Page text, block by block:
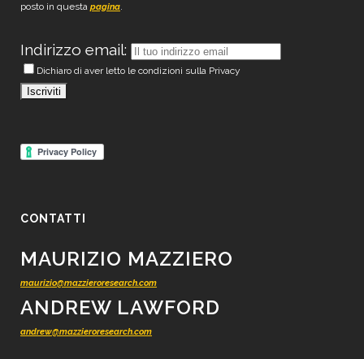
posto in questa pagina.
Indirizzo email:
Dichiaro di aver letto le condizioni sulla Privacy
CONTATTI
MAURIZIO MAZZIERO
maurizio@mazzieroresearch.com
ANDREW LAWFORD
andrew@mazzieroresearch.com